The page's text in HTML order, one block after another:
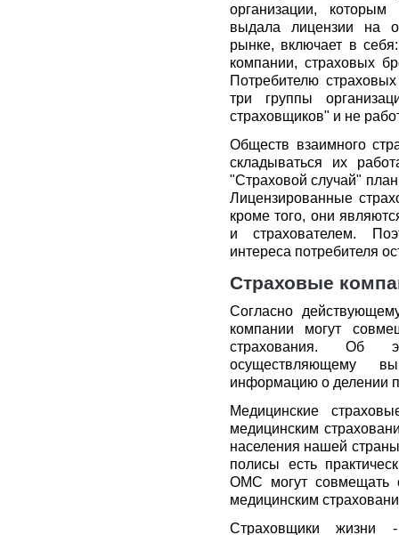
организации,
выдала лицензии на
рынке, включает в
компании, страховых
Потребителю
три группы
страховщиков" и не
Обществ взаимного
складываться их
"Страховой случай"
Лицензированные
кроме того, они
и страхователем.
интереса потребителя
Страховые
Согласно
компании могут
страхования. Об
осуществляющему
информацию о делении
Медицинские
медицинским
населения нашей
полисы есть
ОМС могут совмещать
медицинским
Страховщики жизни